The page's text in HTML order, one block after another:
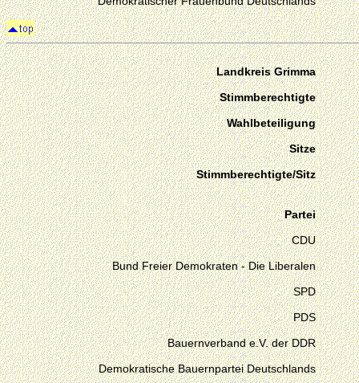
Landkreis Grimma
Stimmberechtigte
Wahlbeteiligung
Sitze
Stimmberechtigte/Sitz
Partei
CDU
Bund Freier Demokraten - Die Liberalen
SPD
PDS
Bauernverband e.V. der DDR
Demokratische Bauernpartei Deutschlands